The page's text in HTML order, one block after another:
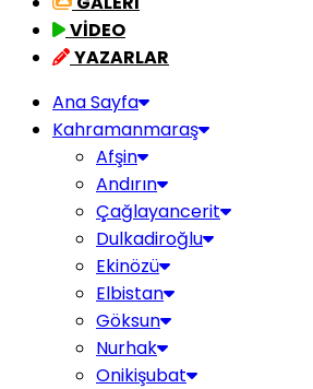
VİDEO
YAZARLAR
Ana Sayfa
Kahramanmaraş
Afşin
Andırın
Çağlayancerit
Dulkadiroğlu
Ekinözü
Elbistan
Göksun
Nurhak
Onikişubat